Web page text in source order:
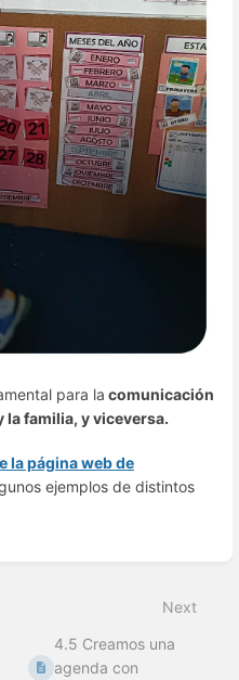
para la comunicación
familia, y viceversa.
la página web de
ejemplos de distintos
Next
4.5 Creamos una
agenda con